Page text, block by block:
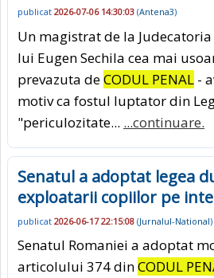
publicat 2026-07-06 14:30:03 (Antena3)
Un magistrat de la
lui Eugen Sechila cea mai
prevazuta deCODUL PENAL -
motiv ca fostul luptator din
"periculozitate... ...continuare.
Senatul a adoptat legea
exploatarii copiilor pe
publicat 2026-06-17 22:15:08 (Jurnalul-National)
Senatul Romaniei a adoptat
articolului 374 dinCODUL